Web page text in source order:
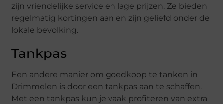
zijn vriendelijke service en lage prijzen. Ze bieden
regelmatig kortingen aan en zijn geliefd onder de
lokale bevolking.
Tankpas
Een andere manier om goedkoop te tanken in
Drimmelen is door een tankpas aan te schaffen.
Met een tankpas kun je vaak profiteren van extra